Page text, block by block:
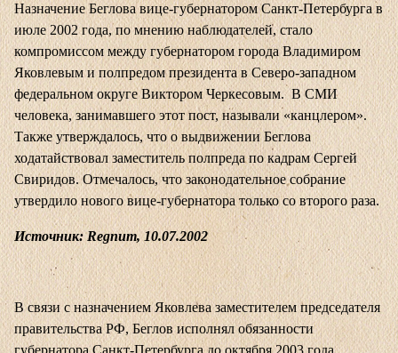
Назначение Беглова вице-губернатором Санкт-Петербурга в
июле 2002 года, по мнению наблюдателей, стало
компромиссом между губернатором города Владимиром
Яковлевым и полпредом президента в Северо-западном
федеральном округе Виктором Черкесовым. В СМИ
человека, занимавшего этот пост, называли «канцлером».
Также утверждалось, что о выдвижении Беглова
ходатайствовал заместитель полпреда по кадрам Сергей
Свиридов. Отмечалось, что законодательное собрание
утвердило нового вице-губернатора только со второго раза.
Источник: Regnum, 10.07.2002
В связи с назначением Яковлева заместителем председателя
правительства РФ, Беглов исполнял обязанности